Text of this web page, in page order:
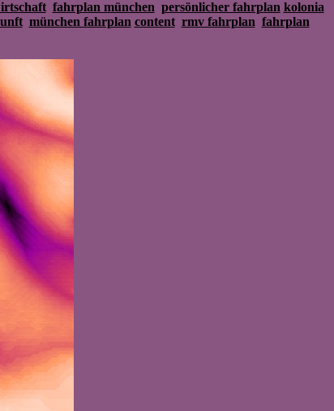
fahrplan münchen persönlicher fahrplan kolonia
münchen fahrplan content rmv fahrplan fahrplan